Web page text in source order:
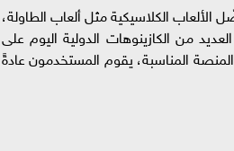
الكلاسيكية مثل ألعاب الطاولة،
من الكازينوهات الدولية اليوم على
المناسبة، يقوم المستخدمون عادةً